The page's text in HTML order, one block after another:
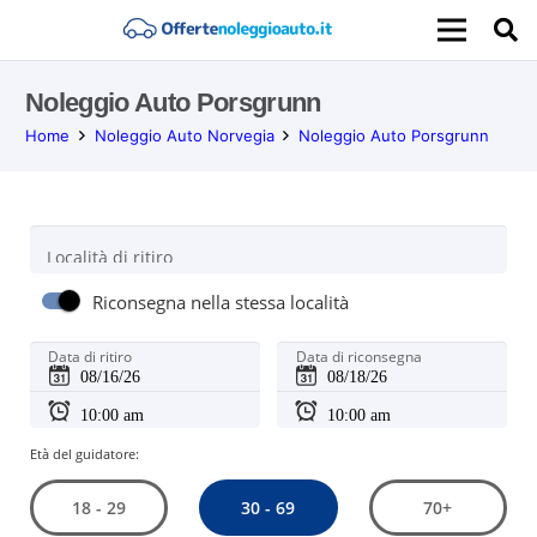
Noleggio Auto Porsgrunn
Home Noleggio Auto Norvegia Noleggio Auto Porsgrunn
Località di ritiro
Riconsegna nella stessa località
Data di ritiro Data di riconsegna
Età del guidatore:
18 - 29 30 - 69 70+